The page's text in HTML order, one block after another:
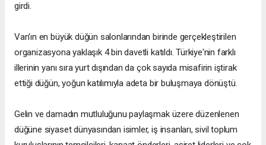
girdi.
Van'ın en büyük düğün salonlarından birinde gerçekleştirilen
organizasyona yaklaşık 4 bin davetli katıldı. Türkiye'nin farklı
illerinin yanı sıra yurt dışından da çok sayıda misafirin iştirak
ettiği düğün, yoğun katılımıyla adeta bir buluşmaya dönüştü.
Gelin ve damadın mutluluğunu paylaşmak üzere düzenlenen
düğüne siyaset dünyasından isimler, iş insanları, sivil toplum